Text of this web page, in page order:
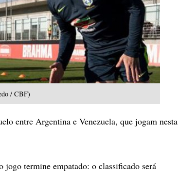
/ CBF)
entre Argentina e Venezuela, que jogam nesta
jogo termine empatado: o classificado será